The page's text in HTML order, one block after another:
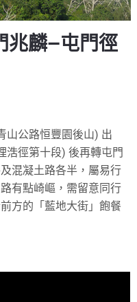
兆麟—屯門徑
山公路恒豐園後山) 出
浩徑第十段) 後再轉屯門
混凝土路各半，屬易行
有點崎嶇，需留意同行
方的「藍地大街」飽餐